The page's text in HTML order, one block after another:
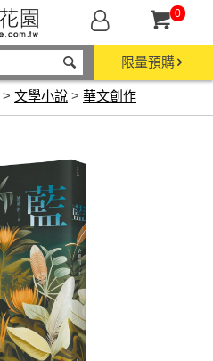
0
限量預購
> 文學小說 > 華文創作